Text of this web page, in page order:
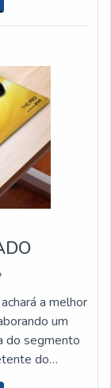
para
a melhor
um
do segmento
do